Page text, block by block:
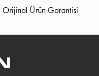
Orijinal Ürün Garantisi